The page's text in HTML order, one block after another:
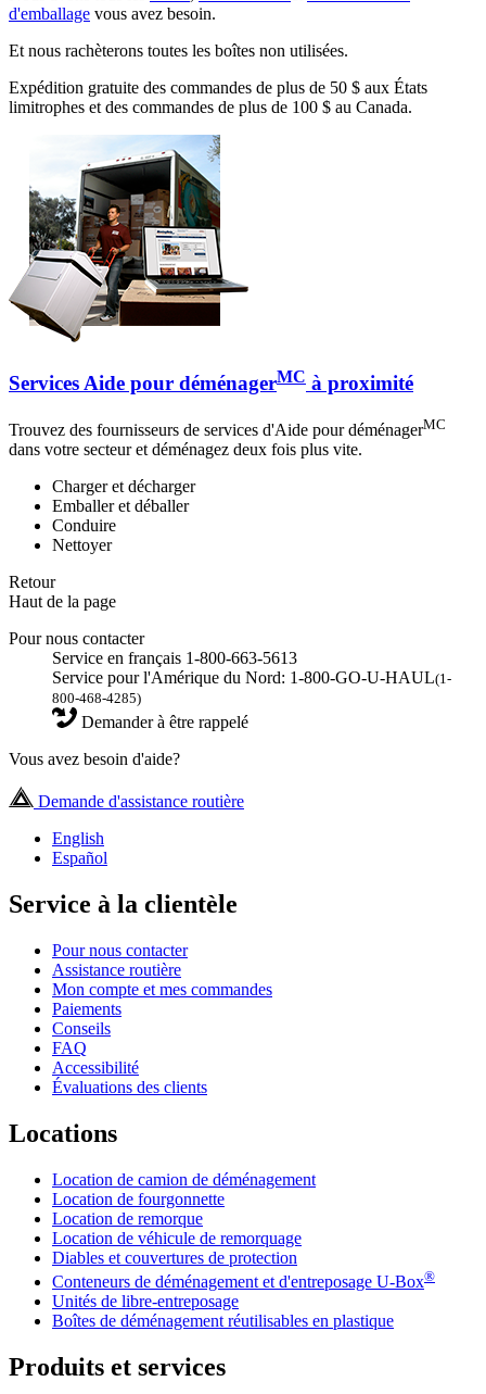
d'emballage vous avez besoin.
Et nous rachèterons toutes les boîtes non utilisées.
Expédition gratuite des commandes de plus de 50 $ aux États
limitrophes et des commandes de plus de 100 $ au Canada.
Services Aide pour déménagerMC à proximité
Trouvez des fournisseurs de services d'Aide pour déménagerMC
dans votre secteur et déménagez deux fois plus vite.
Charger et décharger
Emballer et déballer
Conduire
Nettoyer
Retour
Haut de la page
Pour nous contacter
Service en français 1-800-663-5613
Service pour l'Amérique du Nord: 1-800-GO-U-HAUL(1-
800-468-4285)
Demander à être rappelé
Vous avez besoin d'aide?
Demande d'assistance routière
English
Español
Service à la clientèle
Pour nous contacter
Assistance routière
Mon compte et mes commandes
Paiements
Conseils
FAQ
Accessibilité
Évaluations des clients
Locations
Location de camion de déménagement
Location de fourgonnette
Location de remorque
Location de véhicule de remorquage
Diables et couvertures de protection
Conteneurs de déménagement et d'entreposage U-Box®
Unités de libre-entreposage
Boîtes de déménagement réutilisables en plastique
Produits et services